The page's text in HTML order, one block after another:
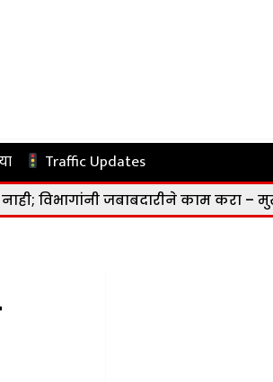
Traffic Updates
काम करा – मुख्यमंत्री |